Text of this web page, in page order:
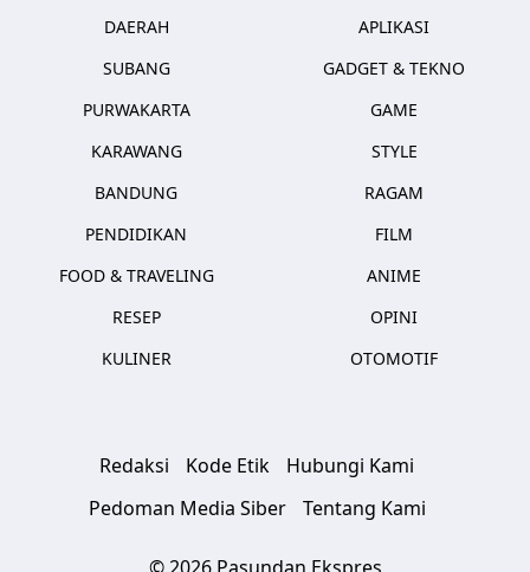
DAERAH
SUBANG
PURWAKARTA
KARAWANG
BANDUNG
PENDIDIKAN
FOOD & TRAVELING
RESEP
KULINER
APLIKASI
GADGET & TEKNO
GAME
STYLE
RAGAM
FILM
ANIME
OPINI
OTOMOTIF
Redaksi Kode Etik
Hubungi Kami
Pedoman Media Siber
Tentang Kami